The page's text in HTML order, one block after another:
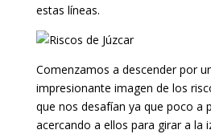
estas líneas.
Comenzamos a descender por
impresionante imagen de los
que nos desafían ya que poco a
acercando a ellos para girar a la